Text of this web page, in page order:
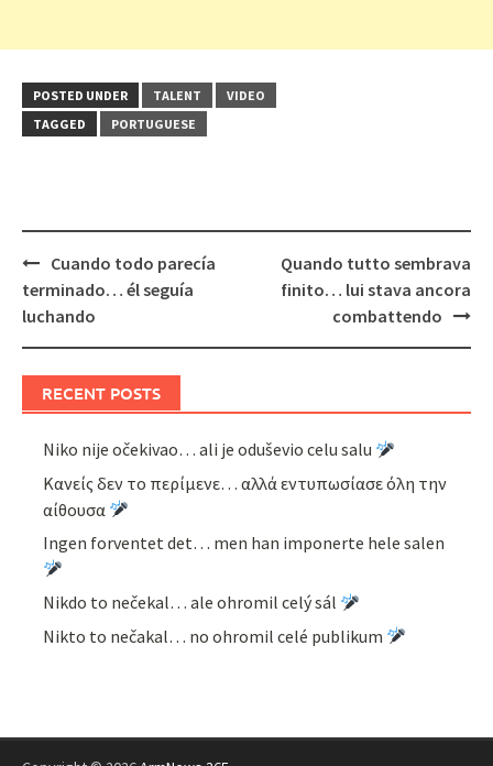
POSTED UNDER TALENT
VIDEO
TAGGED
PORTUGUESE
Post
navigation
Cuando todo parecía
terminado… él seguía
luchando
Quando tutto sembrava
finito… lui stava ancora
combattendo
RECENT POSTS
Niko nije očekivao… ali je oduševio celu salu
Κανείς δεν το περίμενε… αλλά εντυπωσίασε όλη την
αίθουσα
Ingen forventet det… men han imponerte hele salen
Nikdo to nečekal… ale ohromil celý sál
Nikto to nečakal… no ohromil celé publikum